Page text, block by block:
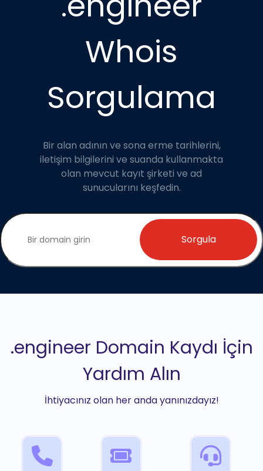
Whois
Sorgulama
Bir alan adının ve sona erme tarihlerini,
iletişim bilgilerini ve suanda kullanmakta
olan mevcut kayıt şirketi ve ad
sunucularını keşfedin.
Sorgula
.engineer Domain Kaydı İçin
Yardım Alın
İhtiyacınız olan her anda yanınızdayız!